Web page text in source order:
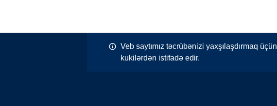
Veb saytımız təcrübənizi yaxşılaşdırmaq üçün
kukilərdən istifadə edir.